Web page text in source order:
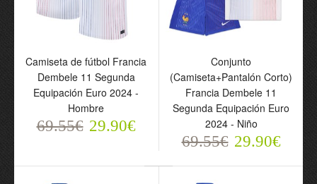
Camiseta de fútbol Paris
Saint-Germain Dembele
10 Segunda Equipación
Camiseta de fútbol Francia
Dembele 11 Segunda
Equipación Euro 2024 -
Hombre
69.55€ 29.90€
Conjunto
(Camiseta+Pantalón Corto)
Francia Dembele 11
Segunda Equipación Euro
2024 - Niño
69.55€ 29.90€